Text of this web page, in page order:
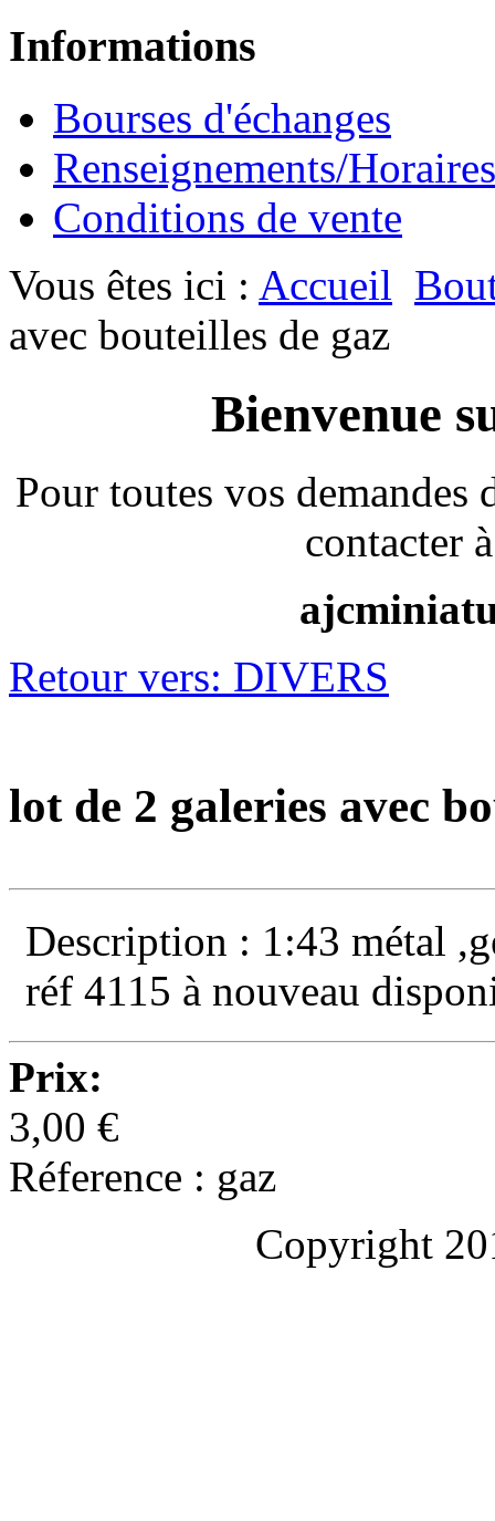
Informations
Bourses d'échanges
Renseignements/Horaires
Conditions de vente
Vous êtes ici : Accueil
avec bouteilles de gaz
Bienvenue
Pour toutes vos
contacter
Retour vers: DIVERS
lot de 2 galeries avec
Description : 1:43 métal
réf 4115 à nouveau
Prix:
3,00 €
Réference : gaz
Copyright